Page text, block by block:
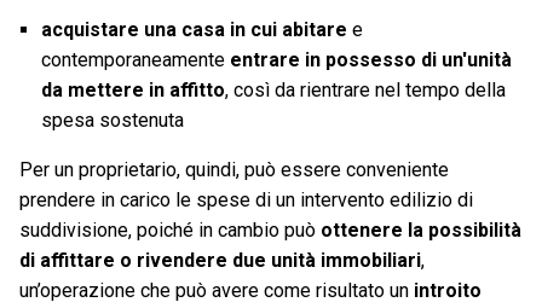
acquistare una casa in cui abitare e
contemporaneamente entrare in possesso di un'unità
da mettere in affitto, così da rientrare nel tempo della
spesa sostenuta
Per un proprietario, quindi, può essere conveniente
prendere in carico le spese di un intervento edilizio di
suddivisione, poiché in cambio può ottenere la possibilità
di affittare o rivendere due unità immobiliari,
un’operazione che può avere come risultato un introito